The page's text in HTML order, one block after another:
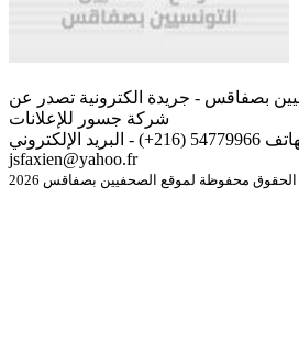
بصفاقس - جريدة الكترونية تصدر عن
شركة جسور للإعلانات
للإتصال أو نشر الردود الهاتف 54779966 (216+) - البريد الإلكتروني
jsfaxien@yahoo.fr
محفوظة لموقع الصحفيين بصفاقس 2026